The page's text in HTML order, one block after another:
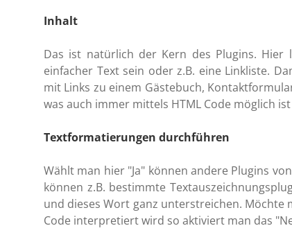
Inhalt
Das ist natürlich der Kern des Plugins. Hier
einfacher Text sein oder z.B. eine Linkliste.
mit Links zu einem Gästebuch,
was auch immer mittels HTML Code möglich
Textformatierungen durchführen
Wählt man hier "Ja" können andere Plugins
können z.B. bestimmte
und dieses Wort ganz unterstreichen. Möchte
Code interpretiert wird so aktiviert man das